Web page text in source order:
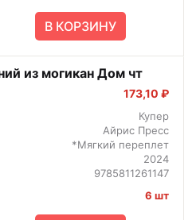
В КОРЗИНУ
из могикан Дом чт
173,10 ₽
Купер
Айрис Пресс
*Мягкий переплет
2024
9785811261147
6 шт